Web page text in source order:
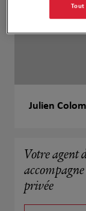
Julien
Votre agent
privée